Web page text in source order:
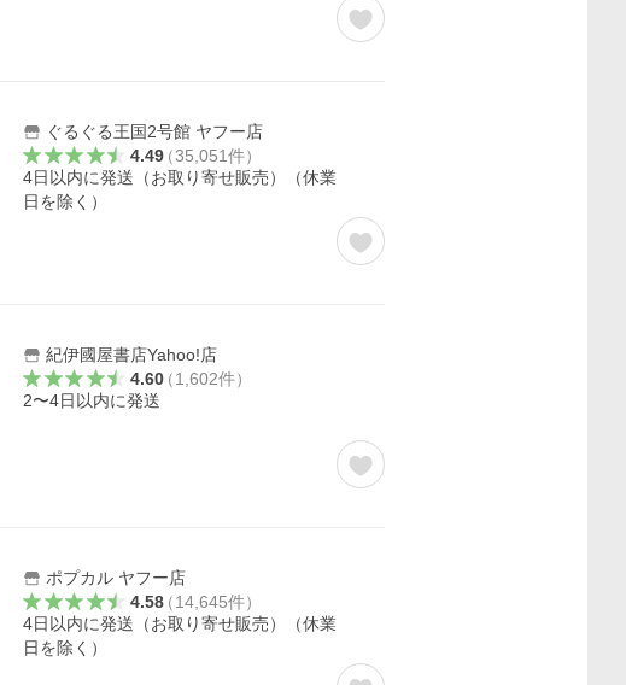
ぐるぐる王国2号館 ヤフー店
4.49（35,051件）
4日以内に発送（お取り寄せ販売）（休業
日を除く）
紀伊國屋書店Yahoo!店
4.60（1,602件）
2〜4日以内に発送
ポプカル ヤフー店
4.58（14,645件）
4日以内に発送（お取り寄せ販売）（休業
日を除く）